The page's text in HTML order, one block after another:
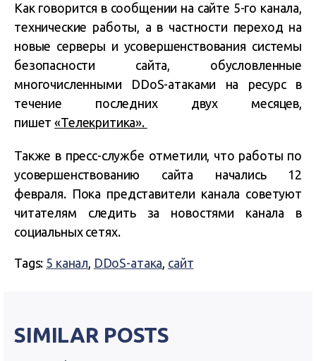
Как говорится в сообщении на сайте 5-го канала,
технические работы, а в частности переход на
новые серверы и усовершенствования системы
безопасности сайта, обусловленные
многочисленными DDоS-атаками на ресурс в
течение последних двух месяцев,
пишет«Телекритика».
Также в пресс-службе отметили, что работы по
усовершенствованию сайта начались 12
февраля. Пока представители канала советуют
читателям следить за новостями канала в
социальных сетях.
Tags: 5 канал, DDoS-атака, сайт
SIMILAR POSTS